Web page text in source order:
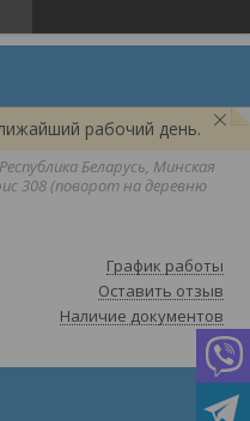
рабочий день.
Беларусь, Минская
308 (поворот на деревню
График работы
Оставить отзыв
Наличие документов